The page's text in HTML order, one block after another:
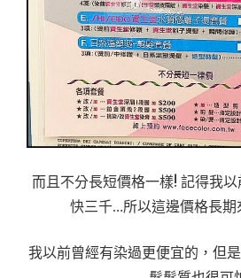
而且不分長短價格一樣! 記得我
快三千…所以這邊價格長
我以前曾經有染過更便宜的，但